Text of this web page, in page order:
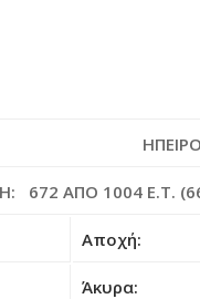
672 ΑΠΌ 1004 E.T.
Αποχή:
Άκυρα: